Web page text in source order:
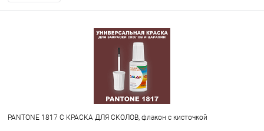
PANTONE 1817 C КРАСКА ДЛЯ СКОЛОВ, флакон с кисточкой